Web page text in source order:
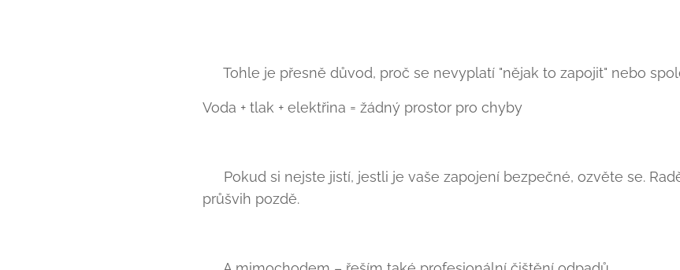
📌 Tohle je přesně důvod, proč se nevyplatí "nějak to zapojit" nebo
Voda + tlak + elektřina = žádný prostor pro chyby ❗
💡 Pokud si nejste jistí, jestli je vaše zapojení bezpečné, ozvěte se.
průšvih pozdě.